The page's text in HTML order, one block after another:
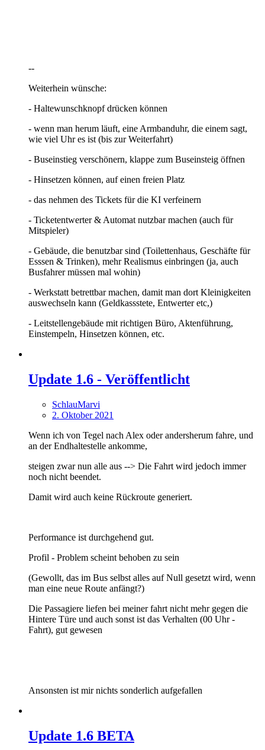
--
Weiterhein wünsche:
- Haltewunschknopf drücken können
- wenn man herum läuft, eine Armbanduhr, die einem sagt,
wie viel Uhr es ist (bis zur Weiterfahrt)
- Buseinstieg verschönern, klappe zum Buseinsteig öffnen
- Hinsetzen können, auf einen freien Platz
- das nehmen des Tickets für die KI verfeinern
- Ticketentwerter & Automat nutzbar machen (auch für
Mitspieler)
- Gebäude, die benutzbar sind (Toilettenhaus, Geschäfte für
Esssen & Trinken), mehr Realismus einbringen (ja, auch
Busfahrer müssen mal wohin)
- Werkstatt betrettbar machen, damit man dort Kleinigkeiten
auswechseln kann (Geldkassstete, Entwerter etc,)
- Leitstellengebäude mit richtigen Büro, Aktenführung,
Einstempeln, Hinsetzen können, etc.
Update 1.6 - Veröffentlicht
SchlauMarvi
2. Oktober 2021
Wenn ich von Tegel nach Alex oder andersherum fahre, und
an der Endhaltestelle ankomme,
steigen zwar nun alle aus --> Die Fahrt wird jedoch immer
noch nicht beendet.
Damit wird auch keine Rückroute generiert.
Performance ist durchgehend gut.
Profil - Problem scheint behoben zu sein
(Gewollt, das im Bus selbst alles auf Null gesetzt wird, wenn
man eine neue Route anfängt?)
Die Passagiere liefen bei meiner fahrt nicht mehr gegen die
Hintere Türe und auch sonst ist das Verhalten (00 Uhr -
Fahrt), gut gewesen
Ansonsten ist mir nichts sonderlich aufgefallen
Update 1.6 BETA